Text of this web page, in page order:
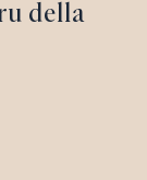
della